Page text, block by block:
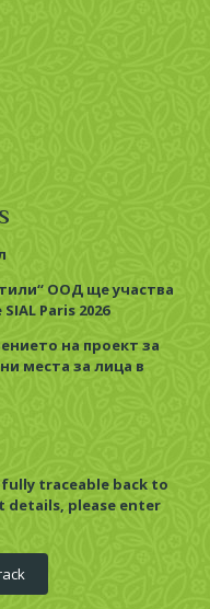
Paris 2026
места за лица в
details, please enter